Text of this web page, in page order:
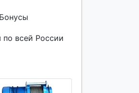
Бонусы
по всей России